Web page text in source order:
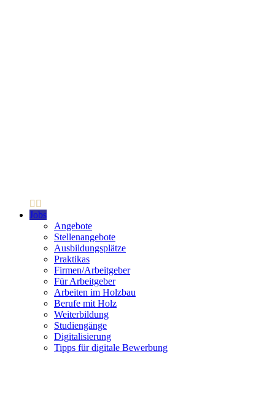
Jobs
Angebote
Stellenangebote
Ausbildungsplätze
Praktikas
Firmen/Arbeitgeber
Für Arbeitgeber
Arbeiten im Holzbau
Berufe mit Holz
Weiterbildung
Studiengänge
Digitalisierung
Tipps für digitale Bewerbung